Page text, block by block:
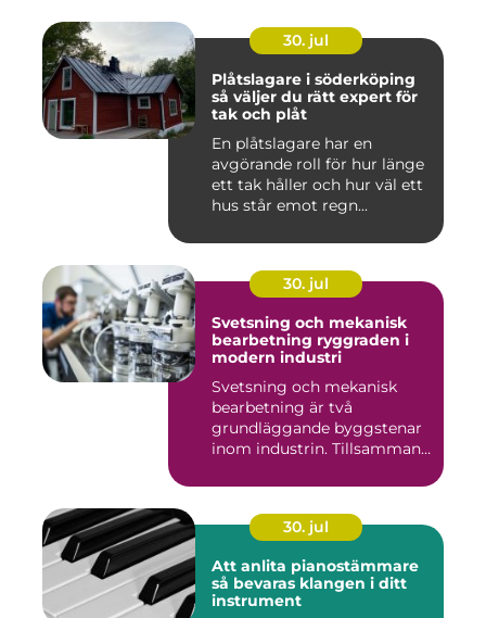
30. jul
Plåtslagare i söderköping
så väljer du rätt expert för
tak och plåt
En plåtslagare har en
avgörande roll för hur länge
ett tak håller och hur väl ett
hus står emot regn...
30. jul
Svetsning och mekanisk
bearbetning ryggraden i
modern industri
Svetsning och mekanisk
bearbetning är två
grundläggande byggstenar
inom industrin. Tillsammans
30. jul
Att anlita pianostämmare
så bevaras klangen i ditt
instrument